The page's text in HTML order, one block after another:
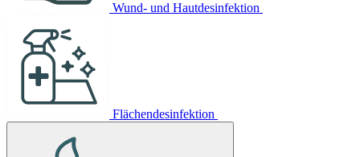
Wund- und Hautdesinfektion
Flächendesinfektion